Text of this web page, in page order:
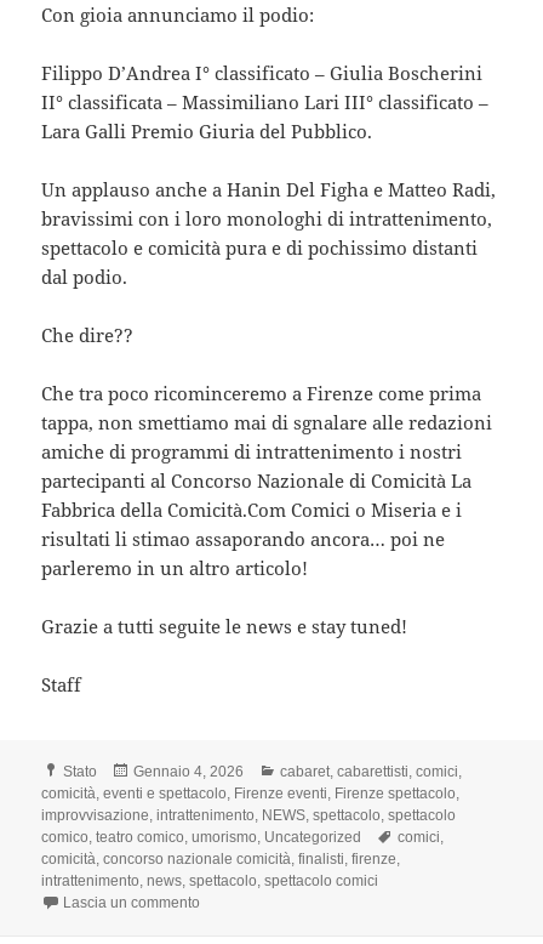
Con gioia annunciamo il podio:
Filippo D’Andrea I° classificato – Giulia Boscherini
II° classificata – Massimiliano Lari III° classificato –
Lara Galli Premio Giuria del Pubblico.
Un applauso anche a Hanin Del Figha e Matteo Radi,
bravissimi con i loro monologhi di intrattenimento,
spettacolo e comicità pura e di pochissimo distanti
dal podio.
Che dire??
Che tra poco ricominceremo a Firenze come prima
tappa, non smettiamo mai di sgnalare alle redazioni
amiche di programmi di intrattenimento i nostri
partecipanti al Concorso Nazionale di Comicità La
Fabbrica della Comicità.Com Comici o Miseria e i
risultati li stimao assaporando ancora… poi ne
parleremo in un altro articolo!
Grazie a tutti seguite le news e stay tuned!
Staff
Formato
Stato
Scritto
il
Gennaio 4, 2026 Categorie
cabaret,cabarettisti,comici,
comicità,eventi e spettacolo, Firenze eventi, Firenze spettacolo,
improvvisazione,intrattenimento, NEWS,spettacolo,spettacolo
comico,teatro comico,umorismo, Uncategorized Tag
comici,
comicità,concorso nazionale comicità,finalisti,firenze,
intrattenimento,news,spettacolo,spettacolo comici
Lascia un commento